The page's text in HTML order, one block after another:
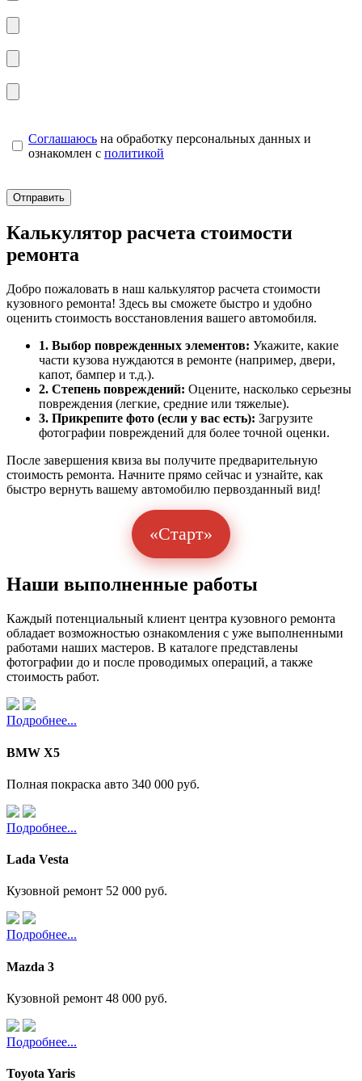
Соглашаюсь на обработку персональных данных и
ознакомлен с политикой
Калькулятор расчета стоимости
ремонта
Добро пожаловать в наш калькулятор расчета стоимости
кузовного ремонта! Здесь вы сможете быстро и удобно
оценить стоимость восстановления вашего автомобиля.
1. Выбор поврежденных элементов: Укажите, какие
части кузова нуждаются в ремонте (например, двери,
капот, бампер и т.д.).
2. Степень повреждений: Оцените, насколько серьезны
повреждения (легкие, средние или тяжелые).
3. Прикрепите фото (если у вас есть): Загрузите
фотографии повреждений для более точной оценки.
После завершения квиза вы получите предварительную
стоимость ремонта. Начните прямо сейчас и узнайте, как
быстро вернуть вашему автомобилю первозданный вид!
«Старт»
Наши выполненные работы
Каждый потенциальный клиент центра кузовного ремонта
обладает возможностью ознакомления с уже выполненными
работами наших мастеров. В каталоге представлены
фотографии до и после проводимых операций, а также
стоимость работ.
Подробнее...
BMW X5
Полная покраска авто 340 000 руб.
Подробнее...
Lada Vesta
Кузовной ремонт 52 000 руб.
Подробнее...
Mazda 3
Кузовной ремонт 48 000 руб.
Подробнее...
Toyota Yaris